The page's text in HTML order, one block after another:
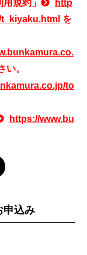
規約」
http
を
い。
to
https://www.bu
申込み